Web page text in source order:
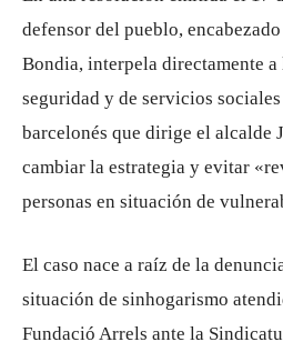
defensor del pueblo,
Bondia, interpela directamente
seguridad y de servicios
barcelonés que dirige el alcalde
cambiar la estrategia y evitar
personas en situación de
El caso nace a raíz de la
situación de sinhogarismo
Fundació Arrels ante la